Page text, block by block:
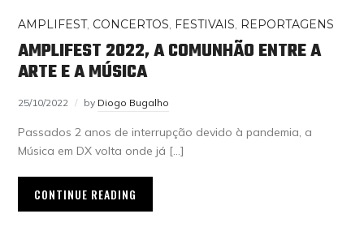
AMPLIFEST, CONCERTOS, FESTIVAIS, REPORTAGENS
AMPLIFEST 2022, A COMUNHÃO ENTRE A
ARTE E A MÚSICA
25/10/2022 by Diogo Bugalho
Passados 2 anos de interrupção devido à pandemia, a
Música em DX volta onde já […]
CONTINUE READING